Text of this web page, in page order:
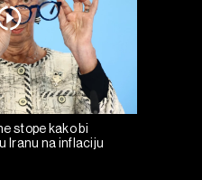
stope kako bi
Iranu na inflaciju